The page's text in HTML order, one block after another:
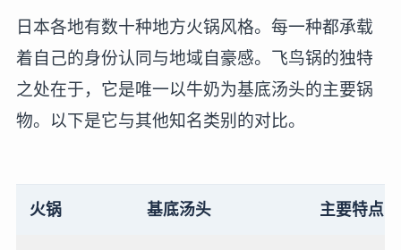
日本各地有数十种地方火锅风格。每一种都承载
着自己的身份认同与地域自豪感。飞鸟锅的独特
之处在于，它是唯一以牛奶为基底汤头的主要锅
物。以下是它与其他知名类别的对比。
火锅 基底汤头 主要特点